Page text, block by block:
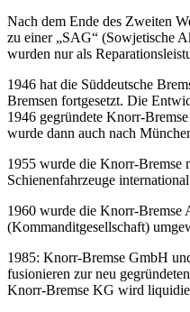
Nach dem Ende des Zweiten
zu einer „SAG“ (Sowjetische
wurden nur als
1946 hat die Süddeutsche
Bremsen fortgesetzt. Die
1946 gegründete Knorr-
wurde dann auch nach
1955 wurde die Knorr-
Schienenfahrzeuge
1960 wurde die Knorr-Bremse
(Kommanditgesellschaft)
1985: Knorr-Bremse GmbH
fusionieren zur neu
Knorr-Bremse KG wird